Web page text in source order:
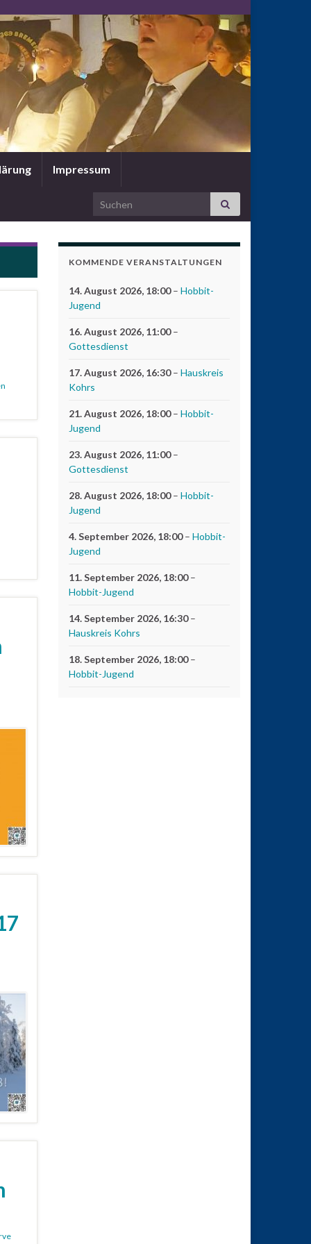
Impressum
Search for:
KOMMENDE VERANSTALTUNGEN
14. August 2026, 18:00– Hobbit-
Jugend
16. August 2026, 11:00–
Gottesdienst
17. August 2026, 16:30– Hauskreis
Kohrs
21. August 2026, 18:00– Hobbit-
Jugend
23. August 2026, 11:00–
Gottesdienst
28. August 2026, 18:00– Hobbit-
Jugend
4. September 2026, 18:00– Hobbit-
Jugend
11. September 2026, 18:00–
Hobbit-Jugend
14. September 2026, 16:30–
Hauskreis Kohrs
18. September 2026, 18:00–
Hobbit-Jugend